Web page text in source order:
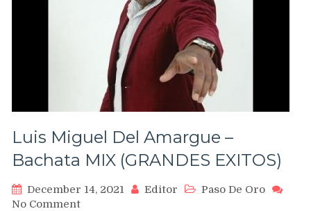
ROMEO
SANTOS
PRINCE
ROYCE
Luis Miguel Del Amargue –
Bachata MIX (GRANDES EXITOS)
December 14, 2021 Editor
Paso De Oro
No Commenton